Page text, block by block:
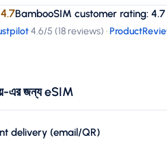
4.7BambooSIM customer rating:
4.6/5 (18 reviews) ·
এর জন্য eSIM
delivery (email/QR)